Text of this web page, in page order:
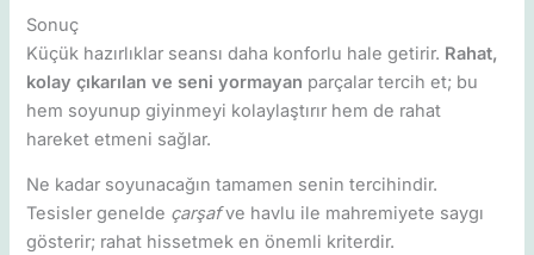
Sonuç
Küçük hazırlıklar seansı daha konforlu hale getirir. Rahat,
kolay çıkarılan ve seni yormayan parçalar tercih et; bu
hem soyunup giyinmeyi kolaylaştırır hem de rahat
hareket etmeni sağlar.
Ne kadar soyunacağın tamamen senin tercihindir.
Tesisler genelde çarşafve havlu ile mahremiyete saygı
gösterir; rahat hissetmek en önemli kriterdir.